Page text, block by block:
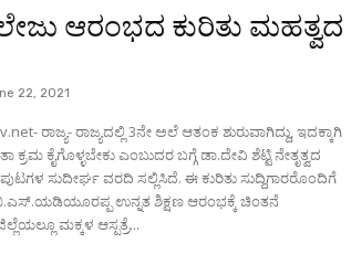
ಆರಂಭದ ಕುರಿತು ಮಹತ್ವದ
22, 2021
ರಾಜ್ಯ- ರಾಜ್ಯದಲ್ಲಿ 3ನೇ ಅಲೆ ಆತಂಕ ಶುರುವಾಗಿದ್ದು, ಇದಕ್ಕಾಗಿ
ಕ್ರಮ ಕೈಗೊಳ್ಳಬೇಕು ಎಂಬುದರ ಬಗ್ಗೆ ಡಾ.ದೇವಿ ಶೆಟ್ಟಿ ನೇತೃತ್ವದ
ಸುದೀರ್ಘ ವರದಿ ಸಲ್ಲಿಸಿದೆ. ಈ ಕುರಿತು ಸುದ್ದಿಗಾರರೊಂದಿಗೆ
ಉನ್ನತ ಶಿಕ್ಷಣ ಆರಂಭಕ್ಕೆ ಚಿಂತನೆ
ಮಕ್ಕಳ ಆಸ್ಪತ್ರೆ...